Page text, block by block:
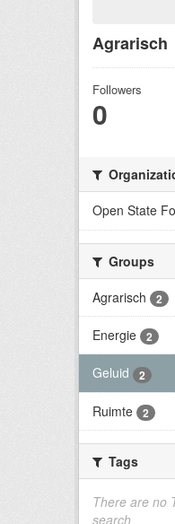
Agrarisch
Followers
0
Open State
Groups
Agrarisch
2
Energie 2
Geluid 2
Ruimte 2
Tags
There are no
search